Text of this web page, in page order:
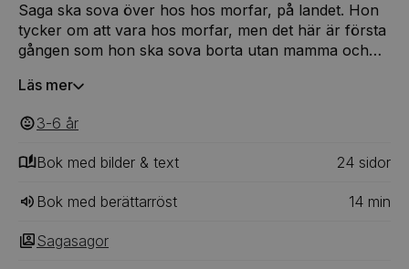
Saga ska sova över hos hos morfar, på landet. Hon
tycker om att vara hos morfar, men det här är första
gången som hon ska sova borta utan mamma och
sedan kan Saga och morfar göra vad de vill: gå i
dricka kaffe tillsammans, steka falukorv och se på
naturfilmer. Men när morfar bäddar till Saga i
extresoffan, då säger hon stopp. Hon vill inte sova i
en soffa. Hon vill sova hos morfar.
Läs mer
3-6 ‎‎ år
Bok med bilder & text 24 ‎‎ sidor
Bok med berättarröst 14 min
Sagasagor